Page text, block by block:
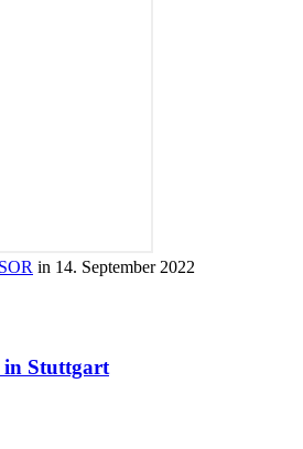
in 14. September 2022
Stuttgart